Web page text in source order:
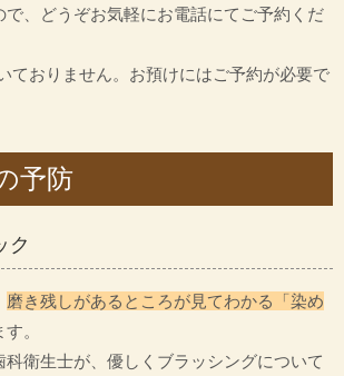
で、どうぞお気軽にお電話にてご予約くだ
ておりません。お預けにはご予約が必要で
予防
ク
磨き残しがあるところが見てわかる「染め
す。
科衛生士が、優しくブラッシングについて